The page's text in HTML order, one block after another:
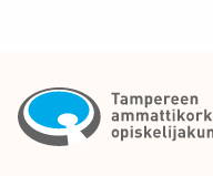
s
T
O
l
i